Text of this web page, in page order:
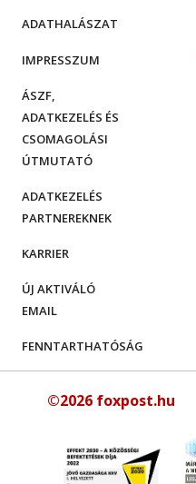
ADATHALÁSZAT
IMPRESSZUM
ÁSZF,
ADATKEZELÉS ÉS
CSOMAGOLÁSI
ÚTMUTATÓ
ADATKEZELÉS
PARTNEREKNEK
KARRIER
ÚJ AKTIVÁLÓ
EMAIL
FENNTARTHATÓSÁG
©2026 foxpost.hu